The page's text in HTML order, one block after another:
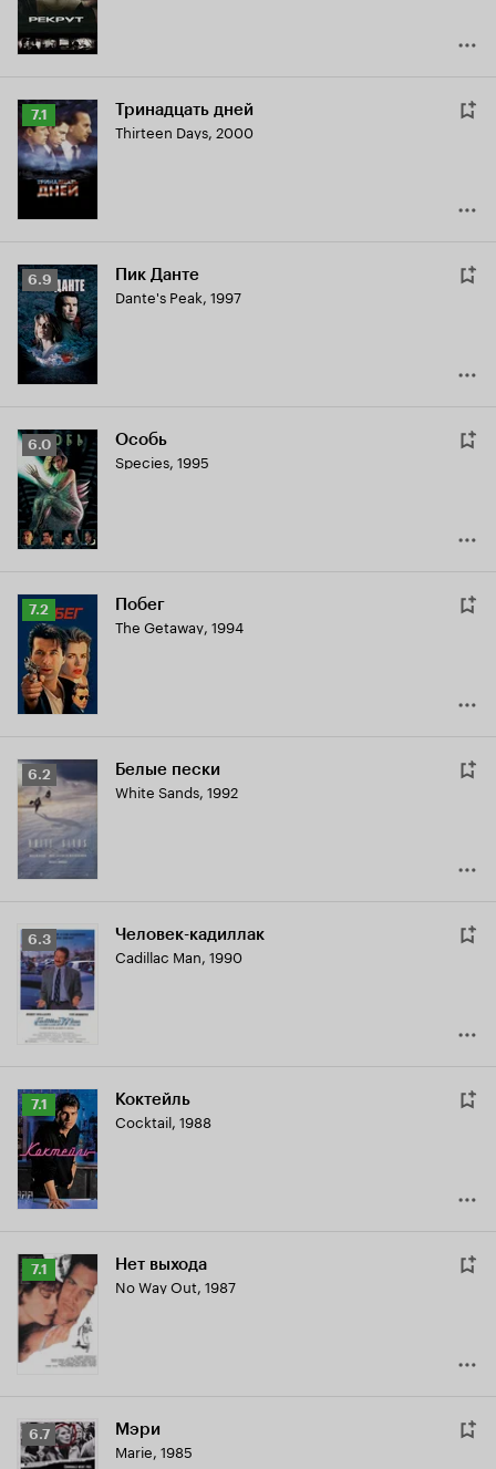
Рейтинг
Кинопоиска
7.1
7.1 Тринадцать дней
Thirteen Days, 2000
Рейтинг
Кинопоиска
6.9
6.9 Пик Данте
Dante's Peak, 1997
Рейтинг
Кинопоиска
6.0
6.0 Особь
Species, 1995
Рейтинг
Кинопоиска
7.2
7.2 Побег
The Getaway, 1994
Рейтинг
Кинопоиска
6.2
6.2 Белые пески
White Sands, 1992
Рейтинг
Кинопоиска
6.3
6.3 Человек-кадиллак
Cadillac Man, 1990
Рейтинг
Кинопоиска
7.1
7.1 Коктейль
Cocktail, 1988
Рейтинг
Кинопоиска
7.1 Нет выхода
No Way Out, 1987
Рейтинг
Кинопоиска
6.7 Мэри
Marie, 1985